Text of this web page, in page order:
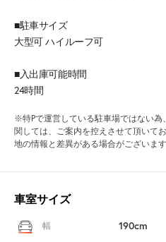
■駐車サイズ
大型可 ハイルーフ可
■入出庫可能時間
24時間
※特Pで運営している駐車場ではない
関しては、ご案内を控えさせて頂いて
地の情報と差異がある場合がございま
車室サイズ
幅 190cm